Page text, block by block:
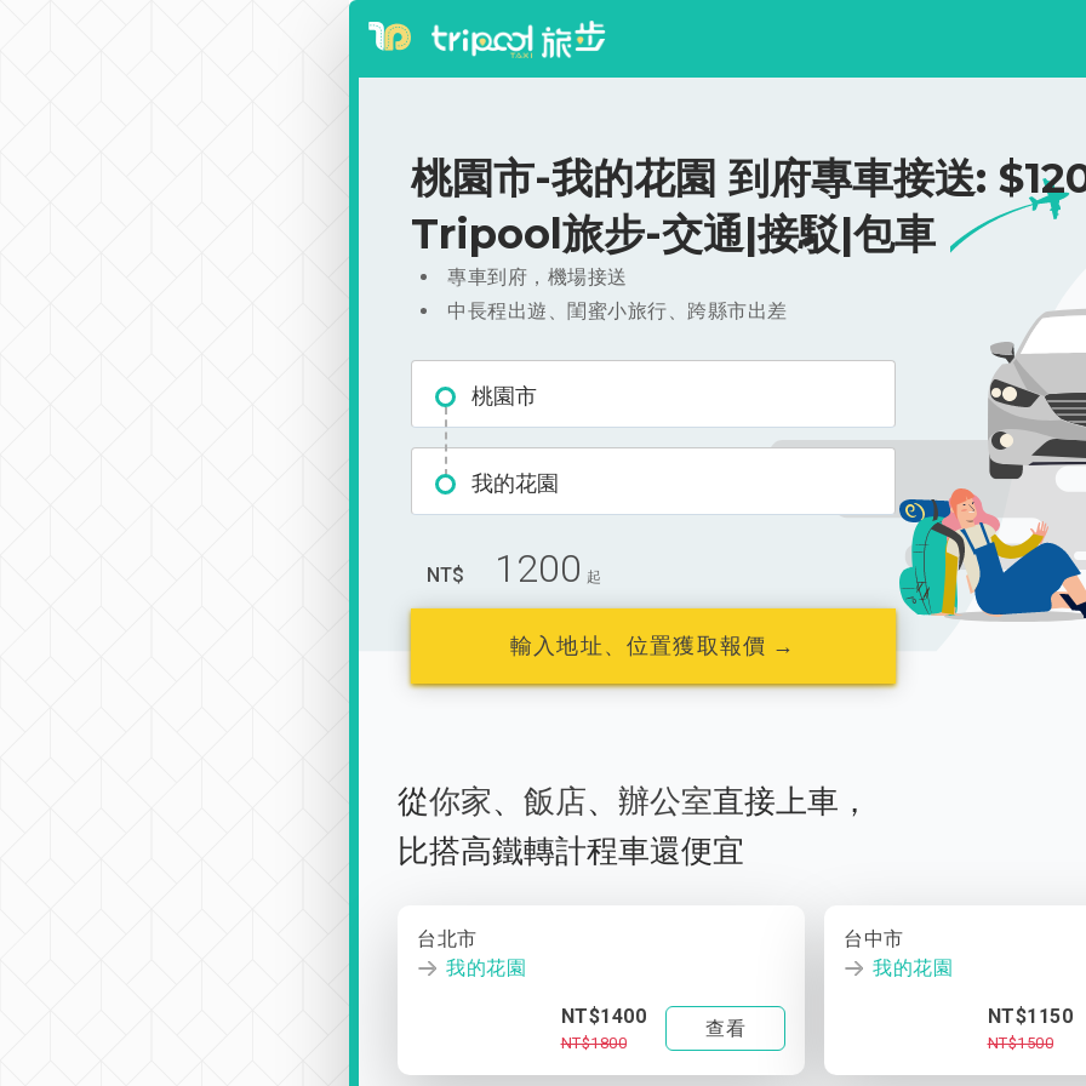
桃園市-我的花園 到府專車接送:
Tripool旅步-交通|接駁|包車
專車到府，機場接送
中長程出遊、閨蜜小旅行、跨縣市出差
桃園市
我的花園
NT$ 1200 起
輸入地址、位置獲取報價 →
從你家、 飯店、 辦公室直接上車，
比搭高鐵轉計程車還便宜
台北市
我的花園
NT$1400
NT$1800
查看
台中市
我的花園
NT$1150
NT$1500